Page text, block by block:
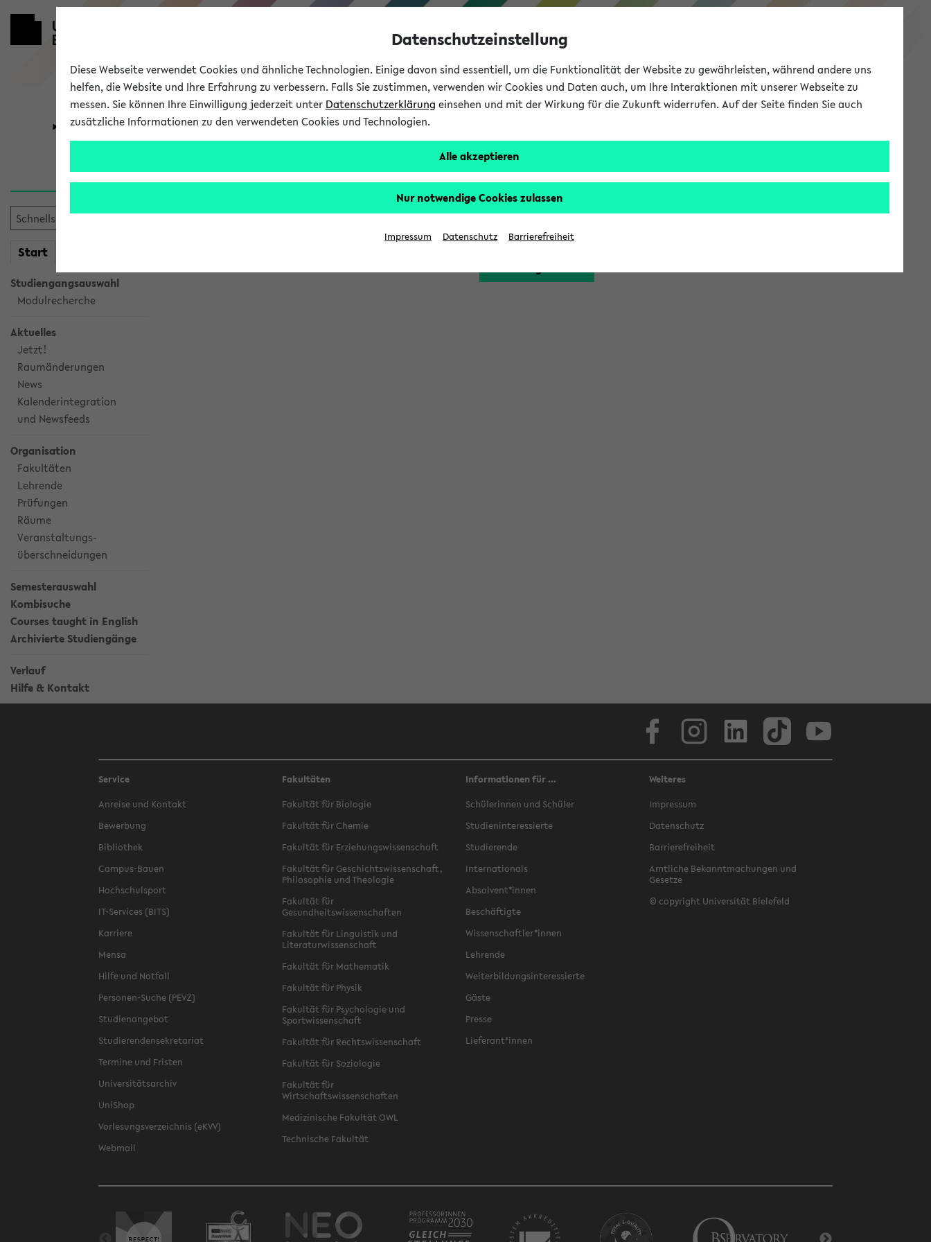
eKVV
Universität Forschung Studium
Start
Studiengangsauswahl
Modulrecherche
Aktuelles
Jetzt!
Raumänderungen
News
Kalenderintegration
und Newsfeeds
Organisation
Fakultäten
Lehrende
Prüfungen
Räume
Veranstaltungs-
überschneidungen
Semesterauswahl
Kombisuche
Courses taught in English
Archivierte Studiengänge
Verlauf
Hilfe & Kontakt
Sie möchten auf eine eKVV Funktion zugreifen, die Ihnen erst nach einer Anmeldung am System zur Verfügung steht.
Bitte melden Sie sich an:
Service
Anreise und Kontakt
Bewerbung
Bibliothek
Campus-Bauen
Hochschulsport
IT-Services (BITS)
Karriere
Mensa
Hilfe und Notfall
Personen-Suche (PEVZ)
Studienangebot
Studierendensekretariat
Termine und Fristen
Universitätsarchiv
UniShop
Vorlesungsverzeichnis (eKVV)
Webmail
Fakultäten
Fakultät für Biologie
Fakultät für Chemie
Fakultät für Erziehungswissenschaft
Fakultät für Geschichtswissenschaft,
Philosophie und Theologie
Fakultät für
Gesundheitswissenschaften
Fakultät für Linguistik und
Literaturwissenschaft
Fakultät für Mathematik
Fakultät für Physik
Fakultät für Psychologie und
Sportwissenschaft
Fakultät für Rechtswissenschaft
Fakultät für Soziologie
Fakultät für
Wirtschaftswissenschaften
Medizinische Fakultät OWL
Technische Fakultät
Informationen für ...
Schülerinnen und Schüler
Studieninteressierte
Studierende
Internationals
Absolvent*innen
Beschäftigte
Wissenschaftler*innen
Lehrende
Weiterbildungsinteressierte
Gäste
Presse
Lieferant*innen
Weiteres
Impressum
Datenschutz
Barrierefreiheit
Amtliche Bekanntmachungen und
Gesetze
© copyright Universität Bielefeld
Datenschutzeinstellung
Diese Webseite verwendet Cookies und ähnliche Technologien. Einige davon sind essentiell, um die Funktionalität der Website zu gewährleisten, während andere uns
helfen, die Website und Ihre Erfahrung zu verbessern. Falls Sie zustimmen, verwenden wir Cookies und Daten auch, um Ihre Interaktionen mit unserer Webseite zu
messen. Sie können Ihre Einwilligung jederzeit unter Datenschutzerklärung einsehen und mit der Wirkung für die Zukunft widerrufen. Auf der Seite finden Sie auch
zusätzliche Informationen zu den verwendeten Cookies und Technologien.
Alle akzeptieren
Nur notwendige Cookies zulassen
Impressum Datenschutz Barrierefreiheit